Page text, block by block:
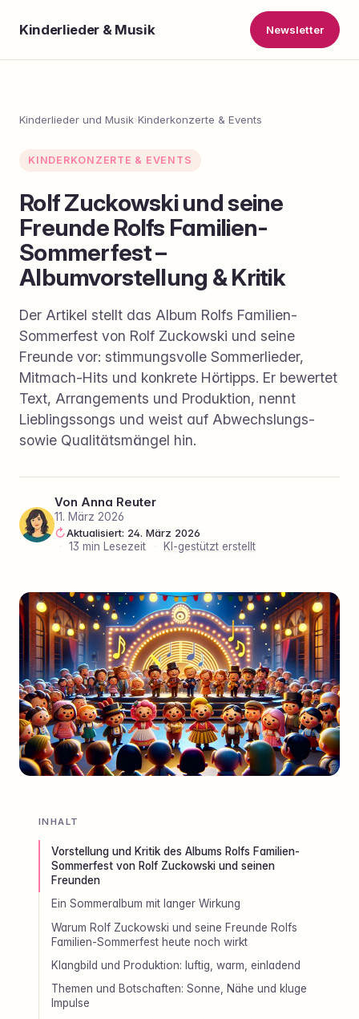
Kinderlieder & Musik Newsletter
Kinderlieder und Musik›Kinderkonzerte & Events
KINDERKONZERTE & EVENTS
Rolf Zuckowski und seine
Freunde Rolfs Familien-
Sommerfest –
Albumvorstellung & Kritik
Der Artikel stellt das Album Rolfs Familien-
Sommerfest von Rolf Zuckowski und seine
Freunde vor: stimmungsvolle Sommerlieder,
Mitmach‑Hits und konkrete Hörtipps. Er bewertet
Text, Arrangements und Produktion, nennt
Lieblingssongs und weist auf Abwechslungs-
sowie Qualitätsmängel hin.
Von Anna Reuter
11. März 2026
Aktualisiert: 24. März 2026
·
13 min Lesezeit · KI-gestützt erstellt
INHALT
Vorstellung und Kritik des Albums Rolfs Familien-
Sommerfest von Rolf Zuckowski und seinen
Freunden
Ein Sommeralbum mit langer Wirkung
Warum Rolf Zuckowski und seine Freunde Rolfs
Familien-Sommerfest heute noch wirkt
Klangbild und Produktion: luftig, warm, einladend
Themen und Botschaften: Sonne, Nähe und kluge
Impulse